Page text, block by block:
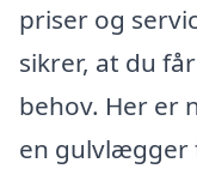
priser og
sikrer, at du
behov. Her er
en gulvlægger